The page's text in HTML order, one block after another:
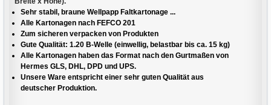
Sehr stabil, braune Wellpapp Faltkartonage ...
Alle Kartonagen nach FEFCO 201
Zum sicheren verpacken von Produkten
Gute Qualität: 1.20 B-Welle (einwellig, belastbar bis ca. 15 kg)
Alle Kartonagen haben das Format nach den Gurtmaßen von
Hermes GLS, DHL, DPD und UPS.
Unsere Ware entspricht einer sehr guten Qualität aus
deutscher Produktion.